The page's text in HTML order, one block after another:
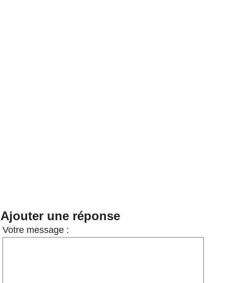
Ajouter une réponse
Votre message :